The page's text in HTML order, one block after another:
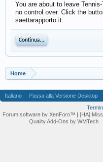
You are about to leave
no control over. Click the
saettarapporto.it.
Continua...
Home
Italiano Passa alla Versione Desktop
Forum software by XenForo™ | [HA]
Quality Add-Ons by WMTech